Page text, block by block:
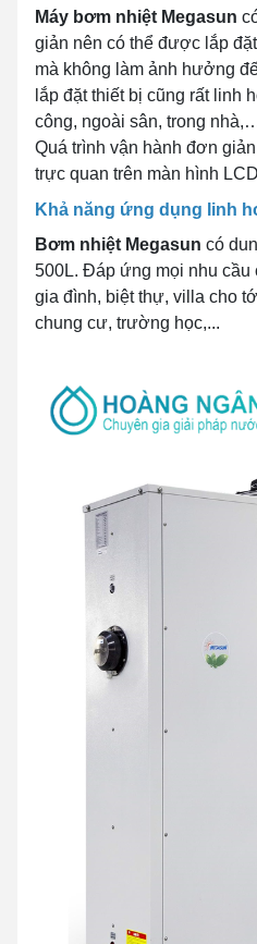
Máy bơm nhiệt Megasun
giản nên có thể được lắp
mà không làm ảnh hưởng
lắp đặt thiết bị cũng rất linh
công, ngoài sân, trong
Quá trình vận hành đơn
trực quan trên màn hình
Khả năng ứng dụng linh
Bơm nhiệt Megasun có
500L. Đáp ứng mọi nhu
gia đình, biệt thự, villa cho
chung cư, trường học,...